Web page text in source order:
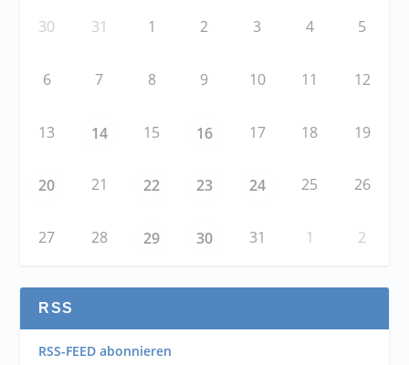
30 31 1 2 3 4 5
6 7 8 9 10 11 12
13 14 15 16 17 18 19
20 21 22 23 24 25 26
27 28 29 30 31 1 2
RSS
RSS-FEED abonnieren